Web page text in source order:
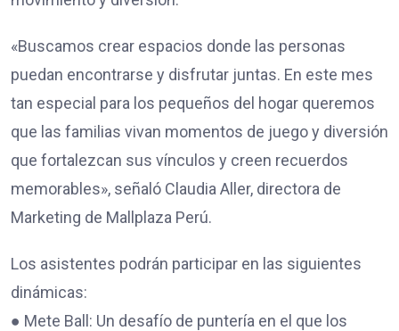
«Buscamos crear espacios donde las personas
puedan encontrarse y disfrutar juntas. En este mes
tan especial para los pequeños del hogar queremos
que las familias vivan momentos de juego y diversión
que fortalezcan sus vínculos y creen recuerdos
memorables», señaló Claudia Aller, directora de
Marketing de Mallplaza Perú.
Los asistentes podrán participar en las siguientes
dinámicas:
● Mete Ball: Un desafío de puntería en el que los